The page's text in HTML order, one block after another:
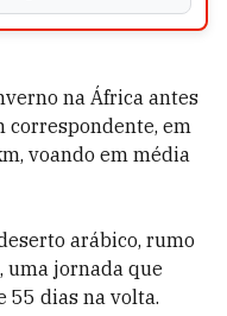
na África antes
correspondente, em
voando em média
arábico, rumo
uma jornada que
55 dias na volta.